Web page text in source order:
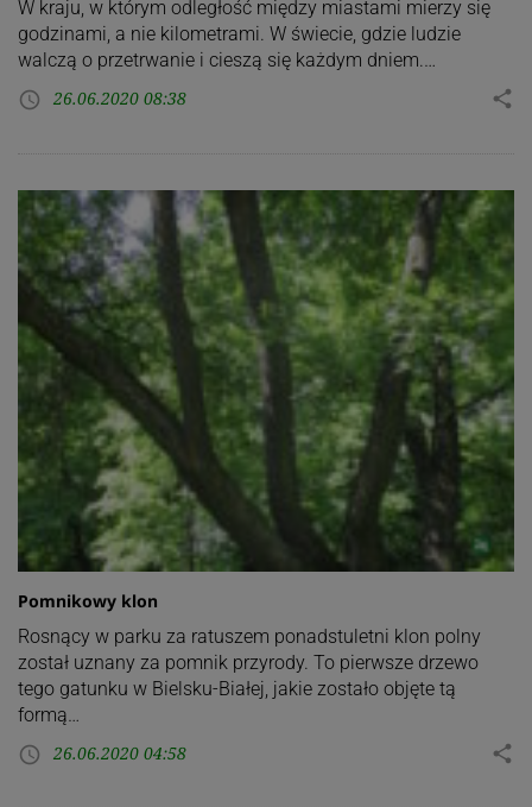
W kraju, w którym odległość między miastami mierzy się
godzinami, a nie kilometrami. W świecie, gdzie ludzie
walczą o przetrwanie i cieszą się każdym dniem.…
access_time 26.06.2020 08:38 share
Pomnikowy klon
Rosnący w parku za ratuszem ponadstuletni klon polny
został uznany za pomnik przyrody. To pierwsze drzewo
tego gatunku w Bielsku-Białej, jakie zostało objęte tą
formą…
access_time 26.06.2020 04:58 share